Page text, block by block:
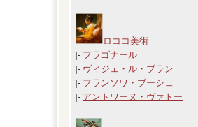
ロココ美術
|- フラゴナール
|- ヴィジェ・ル・ブラン
|- フランソワ・ブーシェ
|- アントワーヌ・ヴァトー